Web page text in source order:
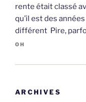
rente était classé
qu’il est des
différent Pire,
OH
ARCHIVES